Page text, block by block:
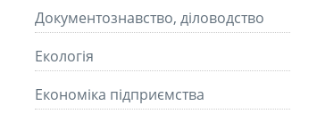
Документознавство, діловодство
Екологія
Економіка підприємства